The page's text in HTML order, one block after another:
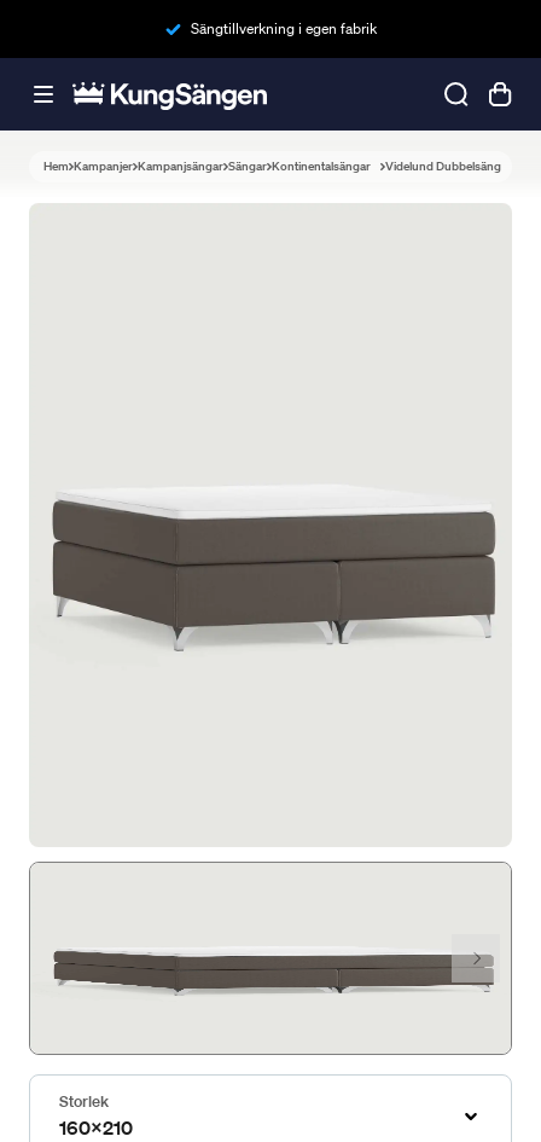
Sängtillverkning i egen fabrik
Hem Kampanjer Kampanjsängar Sängar Kontinentalsängar Videlund Dubbelsäng
Storlek
160x210